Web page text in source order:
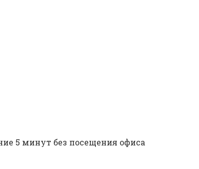
5 минут без посещения офиса